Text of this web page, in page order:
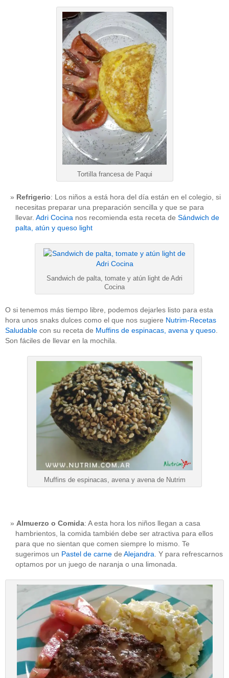
Tortilla francesa de Paqui
Refrigerio: Los niños a está hora del día están en el colegio, si
necesitas preparar una preparación sencilla y que se para
llevar. Adri Cocina nos recomienda esta receta de Sándwich de
palta, atún y queso light
Sandwich de palta, tomate y atún light de Adri
Cocina
O si tenemos más tiempo libre, podemos dejarles listo para esta
hora unos snaks dulces como el que nos sugiere Nutrim-Recetas
Saludable con su receta de Muffins de espinacas, avena y queso.
Son fáciles de llevar en la mochila.
Muffins de espinacas, avena y avena de Nutrim
Almuerzo o Comida: A esta hora los niños llegan a casa
hambrientos, la comida también debe ser atractiva para ellos
para que no sientan que comen siempre lo mismo. Te
sugerimos un Pastel de carne de Alejandra . Y para refrescarnos
optamos por un juego de naranja o una limonada.